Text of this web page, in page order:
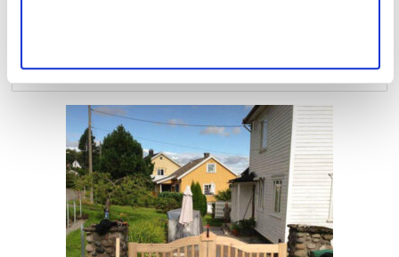
Rehabilitering av dørblad